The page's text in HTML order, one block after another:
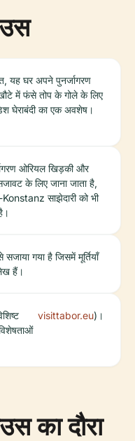
यह घर अपने पुनर्जागरण
में फंसे तोप के गोले के लिए
घेराबंदी का एक अवशेष।
ओरियल खिड़की और
के लिए जाना जाता है,
साझेदारी को भी
गया है जिसमें मूर्तियाँ
हैं।
visittabor.eu)।
का दौरा